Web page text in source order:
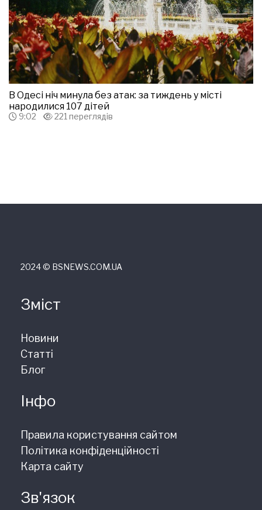
В Одесі ніч минула без атак: за тиждень у місті
народилися 107 дітей
9:02 221 переглядів
2024 © ВSNEWS.COM.UA
Зміст
Новини
Статті
Блог
Інфо
Правила користування сайтом
Політика конфіденційності
Карта сайту
Зв'язок